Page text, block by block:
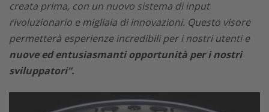
creata prima, con un nuovo sistema di input
rivoluzionario e migliaia di innovazioni. Questo visore
permetterà esperienze incredibili per i nostri utenti e
nuove ed entusiasmanti opportunità per i nostri
sviluppatori”.